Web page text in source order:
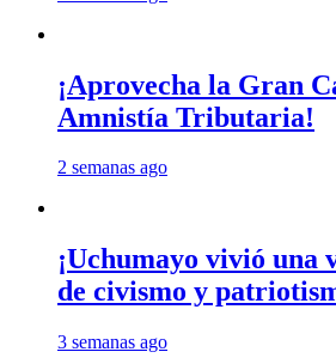
¡Aprovecha la Gran
Amnistía Tributaria!
2 semanas ago
¡Uchumayo vivió una
de civismo y
3 semanas ago